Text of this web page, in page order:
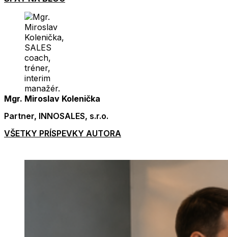
Mgr. Miroslav Kolenička
Partner, INNOSALES, s.r.o.
VŠETKY PRÍSPEVKY AUTORA